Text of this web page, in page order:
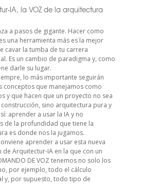
IA, la VOZ de la arquitectura
a pasos de gigante. Hacer como
una herramienta más es la mejor
cavar la tumba de tu carrera
Es un cambio de paradigma y, como
darle su lugar.
lo más importante seguirán
conceptos que manejamos como
y que hacen que un proyecto no sea
sino arquitectura pura y
aprender a usar la IA y no
de la profundidad que tiene la
es donde nos la jugamos.
aprender a usar esta nueva
de Arquitectur-IA en la que con un
DE VOZ tenemos no solo los
por ejemplo, todo el cálculo
y, por supuesto, todo tipo de